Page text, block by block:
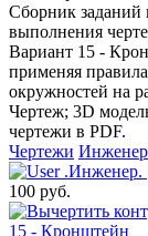
Сборник заданий
выполнения
Вариант 15 -
применяя
окружностей на
Чертеж; 3D
чертежи в PDF.
Чертежи
.Инженер.
100 руб.